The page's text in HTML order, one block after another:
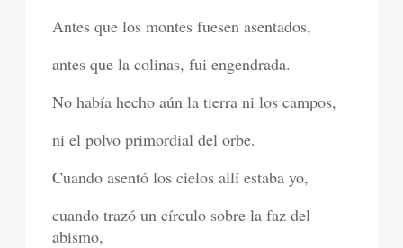
Antes que los montes fuesen asentados,
antes que la colinas, fui engendrada.
No había hecho aún la tierra ni los campos,
ni el polvo primordial del orbe.
Cuando asentó los cielos allí estaba yo,
cuando trazó un círculo sobre la faz del
abismo,